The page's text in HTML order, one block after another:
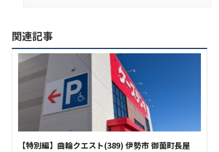
関連記事
【特別編】曲輪クエスト(389) 伊勢市 御薗町長屋